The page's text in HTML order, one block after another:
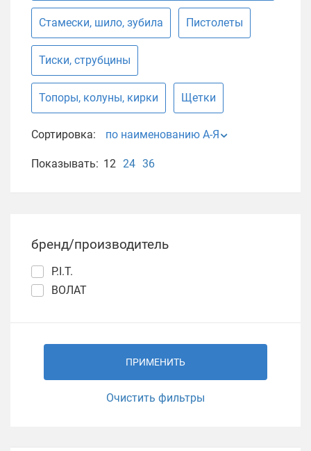
Стамески, шило, зубила Пистолеты
Тиски, струбцины
Топоры, колуны, кирки Щетки
Сортировка: по наименованию А-Я
Показывать: 12 24 36
бренд/производитель
P.I.T.
ВОЛАТ
ПРИМЕНИТЬ
Очистить фильтры